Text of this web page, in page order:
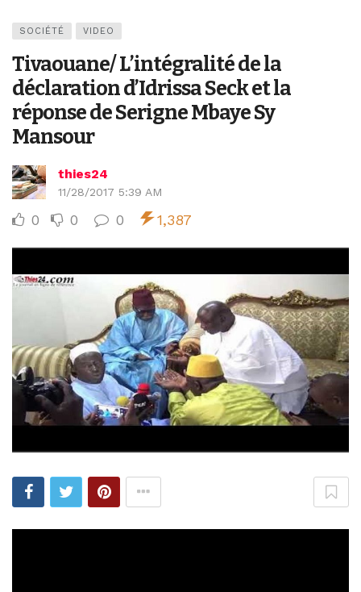
SOCIÉTÉ VIDEO
Tivaouane/ L’intégralité de la
déclaration d’Idrissa Seck et la
réponse de Serigne Mbaye Sy
Mansour
thies24
11/28/2017 5:39 AM
0 0 0 1,387